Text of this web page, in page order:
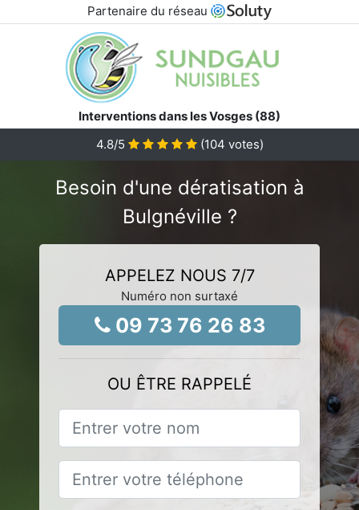
Partenaire du réseau
Interventions dans les Vosges (88)
4.8/5 (104 votes)
Besoin d'une dératisation à
Bulgnéville ?
APPELEZ NOUS 7/7
Numéro non surtaxé
09 73 76 26 83
OU ÊTRE RAPPELÉ